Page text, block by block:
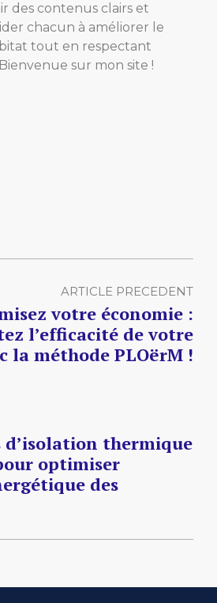
des contenus clairs et
chacun à améliorer le
tout en respectant
sur mon site !
ARTICLE PRECEDENT
votre économie :
l’efficacité de votre
la méthode PLOërM !
d’isolation thermique
optimiser
des